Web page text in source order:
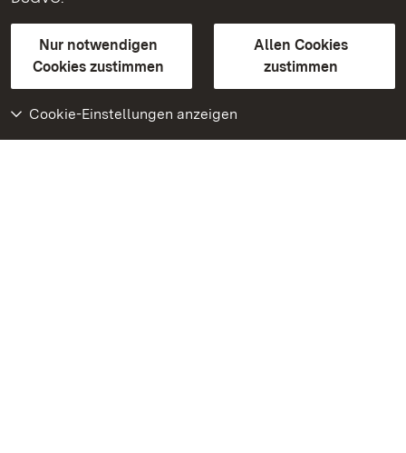
Nur notwendigen
Cookies zustimmen
Allen Cookies
zustimmen
Cookie-Einstellungen anzeigen
GebärdenspracheLeichte Sprache
Erklärung zur Barrierefreiheit
BITV-konform (geprüfte Seiten)
Weiteres